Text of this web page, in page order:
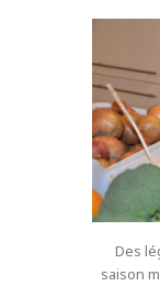
Des
saison